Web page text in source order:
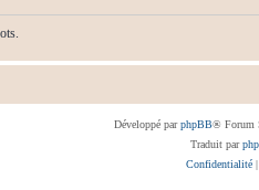
Développé parphpBB® Forum
Traduit par
Confidentialité|